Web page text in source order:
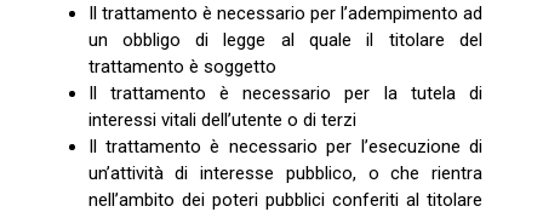
Il trattamento è necessario per l’adempimento ad
un obbligo di legge al quale il titolare del
trattamento è soggetto
Il trattamento è necessario per la tutela di
interessi vitali dell’utente o di terzi
Il trattamento è necessario per l’esecuzione di
un’attività di interesse pubblico, o che rientra
nell’ambito dei poteri pubblici conferiti al titolare